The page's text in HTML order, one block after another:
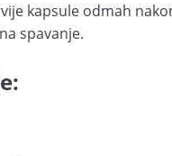
kapsule odmah
spavanje.